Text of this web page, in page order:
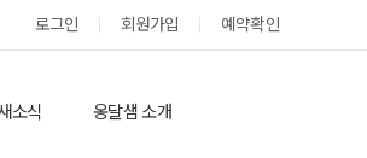
로그인 회원가입 예약확인
소식 옹달샘 소개
옹달샘 스테이 예약